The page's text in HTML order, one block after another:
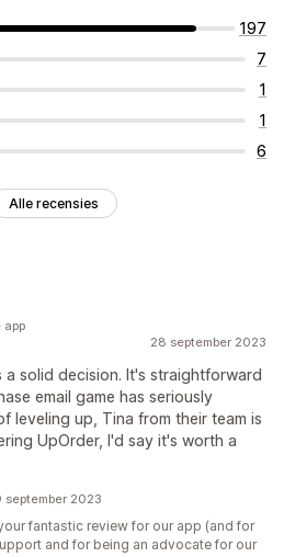
197
7
1
1
6
Alle recensies
28 september 2023
solid decision. It's straightforward
email game has seriously
leveling up, Tina from their team is
UpOrder, I'd say it's worth a
app
september 2023
fantastic review for our app (and for
and for being an advocate for our